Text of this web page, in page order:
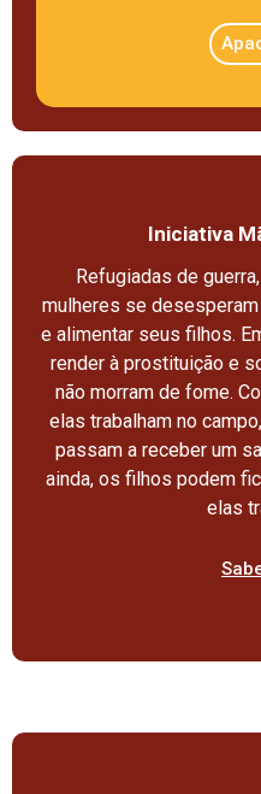
Iniciativa
Refugiadas de
mulheres se
e alimentar seus filhos.
render à prostituição e
não morram de fome.
elas trabalham no
passam a receber um
ainda, os filhos podem
elas